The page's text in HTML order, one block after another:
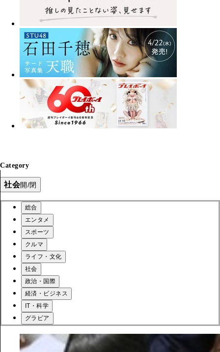
Category
社会開/閉
総合
エンタメ
スポーツ
クルマ
ライフ・文化
社会
政治・国際
経済・ビジネス
IT・科学
グラビア